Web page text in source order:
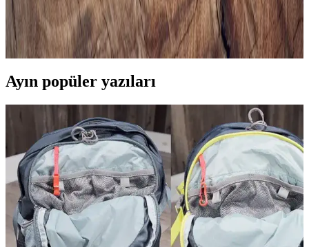
Modern erkekler için tasarlanan siyah spor gömlekler, rahatlık ve
şıklığı bir arada sunar. Çok yönlü modelleri ve kombin önerileriyle
stilinizi güçlendirin.
Ayın popüler yazıları